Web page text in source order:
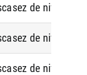
de nivel 1
de nivel 2a
de nivel 2b